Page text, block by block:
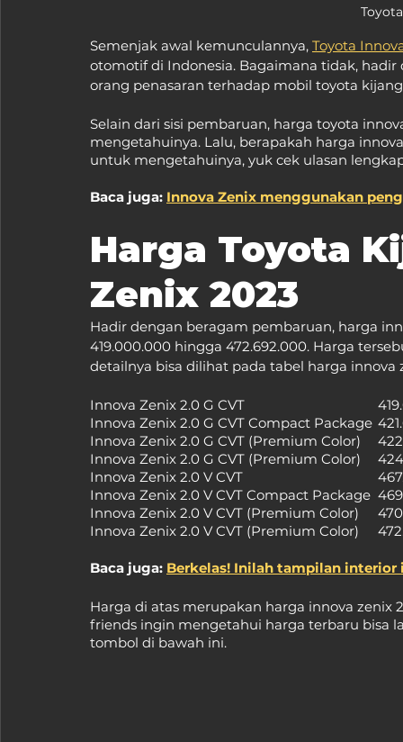
Semenjak awal kemunculannya, Toyota
otomotif di Indonesia. Bagaimana tidak,
orang penasaran terhadap mobil toyota
Selain dari sisi pembaruan, harga toyota
mengetahuinya. Lalu, berapakah harga
untuk mengetahuinya, yuk cek ulasan
Baca juga: Innova Zenix menggunakan
Harga Toyota
Zenix 2023
Hadir dengan beragam pembaruan, harga
419.000.000 hingga 472.692.000. Harga
detailnya bisa dilihat pada tabel harga innova
Innova
Innova Zenix
Innova Zenix
Innova Zenix
Innova
Innova Zenix
Innova Zenix
Innova Zenix
Baca juga: Berkelas! Inilah tampilan interior
Harga di atas merupakan harga innova
friends ingin mengetahui harga terbaru bisa
tombol di bawah ini.